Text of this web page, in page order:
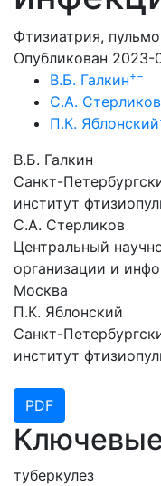
Фтизиатрия,
Опубликован 2023-
В.Б. Галкин+−
С.А. Стерликов
П.К. Яблонский
В.Б. Галкин
Санкт-
институт
С.А. Стерликов
Центральный
организации и
Москва
П.К. Яблонский
Санкт-
институт
PDF
туберкулез